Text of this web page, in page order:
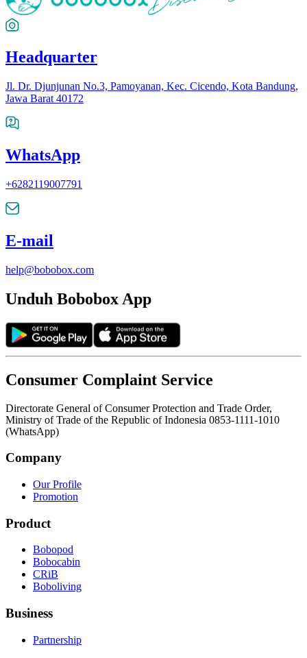
Headquarter
Jl. Dr. Djunjunan No.3, Pamoyanan, Kec. Cicendo, Kota Bandung,
Jawa Barat 40172
WhatsApp
+6282119007791
E-mail
help@bobobox.com
Unduh Bobobox App
Consumer Complaint Service
Directorate General of Consumer Protection and Trade Order,
Ministry of Trade of the Republic of Indonesia 0853-1111-1010
(WhatsApp)
Company
Our Profile
Promotion
Product
Bobopod
Bobocabin
CRiB
Boboliving
Business
Partnership